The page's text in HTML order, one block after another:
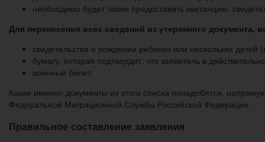
необходимо будет также предоставить квитанцию,
Для перенесения всех сведений из утерянного документа,
свидетельства о рождении ребенка или нескольких
бумагу, которая подтвердит, что заявитель в
военный билет.
Какие именно документы из этого списка понадобятся,
Федеральной Миграционной Службы Российской Федерации.
Правильное составление заявления